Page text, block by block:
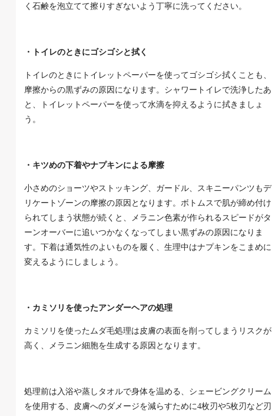
く石鹸を泡立てて擦りすぎないよう丁寧に洗ってください。
・トイレのときにゴシゴシと拭く
トイレのときにトイレットペーパーを使ってゴシゴシ拭くことも、
摩擦からの黒ずみの原因になります。シャワートイレで洗浄したあ
と、トイレットペーパーを使って水滴を抑えるように拭きましょ
う。
・キツめの下着やナプキンによる摩擦
小さめのショーツやストッキング、ガードル、スキニーパンツもデ
リケートゾーンの摩擦の原因となります。ボトムスで肌が締め付け
られてしまう状態が続くと、メラニン色素が作られるスピードがタ
ーンオーバーに追いつかなくなってしまい黒ずみの原因になりま
す。下着は通気性のよいものを履く、生理中はナプキンをこまめに
変えるようにしましょう。
・カミソリを使ったアンダーヘアの処理
カミソリを使ったムダ毛処理は皮膚の表面を削ってしまうリスクが
高く、メラニン細胞を生成する原因となります。
処理前は入浴や蒸しタオルで身体を温める、シェービングクリーム
を使用する、皮膚へのダメージを減らすために4枚刃や5枚刃など刃